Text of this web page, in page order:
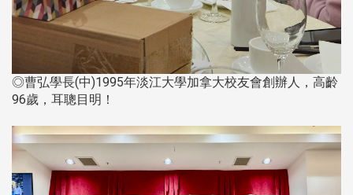
◎曹弘學長(中)1995年淡江大學加拿大校友會創辦人，高齡
96歲，耳聰目明！